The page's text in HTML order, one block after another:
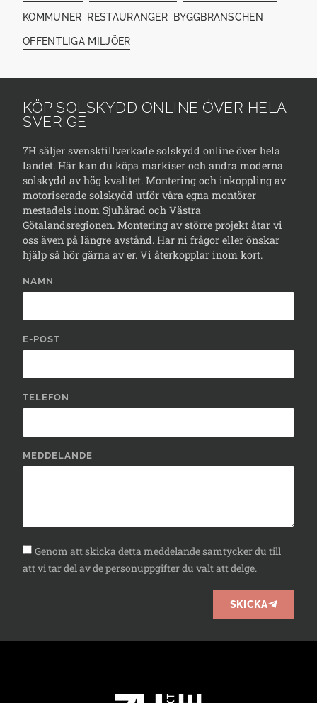
KOMMUNER RESTAURANGER BYGGBRANSCHEN
OFFENTLIGA MILJÖER
KÖP SOLSKYDD ONLINE ÖVER HELA
SVERIGE
7H säljer svensktillverkade solskydd online över hela
landet. Här kan du köpa markiser och andra moderna
solskydd av hög kvalitet. Montering och inkoppling av
motoriserade solskydd utför våra egna montörer
mestadels inom Sjuhärad och Västra
Götalandsregionen. Montering av större projekt åtar vi
oss även på längre avstånd. Har ni frågor eller önskar
hjälp så hör gärna av er. Vi återkopplar inom kort.
NAMN
E-POST
TELEFON
MEDDELANDE
Genom att skicka detta meddelande samtycker du till
att vi tar del av de personuppgifter du valt att delge.
SKICKA